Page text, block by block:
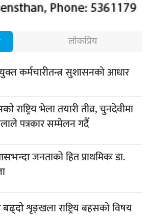
लोकप्रिय
कर्मचारीतन्त्र सुशासनको आधार
राष्ट्रिय भेला तयारी तीव्र, चुनदेवीमा
पत्रकार सम्मेलन गदैँ
जनताको हित प्राथमिकः डा.
बढ्दोशृङ्खला राष्ट्रिय बहसको विषय